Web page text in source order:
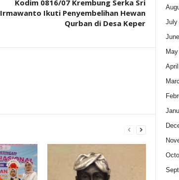
Kodim 0816/07 Krembung Serka Sri
Irmawanto Ikuti Penyembelihan Hewan
Qurban di Desa Keper
July